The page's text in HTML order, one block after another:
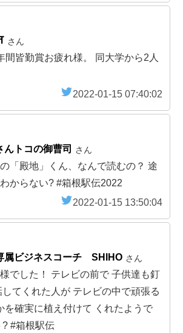
さん
間皆勤賞お疲れ様。 同大学から2人
2022-01-15 07:40:02
んトコの御曹司 さん
「殿地」くん、なんで読むの？ 途
からない? #箱根駅伝2022
2022-01-15 13:50:04
属ビジネスコーチ SHIHO さん
でした！ テレビの前で 子供達も釘
てくれた人が テレビの中で頑張る
を確実に植え付けて くれたようで
#箱根駅伝